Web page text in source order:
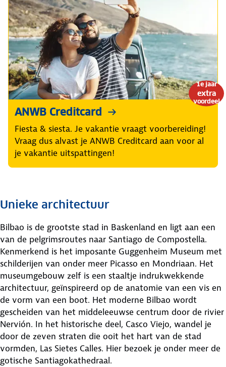
1e jaar
extra
voordeel
ANWB Creditcard
Fiesta & siesta. Je vakantie vraagt voorbereiding!
Vraag dus alvast je ANWB Creditcard aan voor al
je vakantie uitspattingen!
Unieke architectuur
Bilbao is de grootste stad in Baskenland en ligt aan een
van de pelgrimsroutes naar Santiago de Compostella.
Kenmerkend is het imposante Guggenheim Museum met
schilderijen van onder meer Picasso en Mondriaan. Het
museumgebouw zelf is een staaltje indrukwekkende
architectuur, geïnspireerd op de anatomie van een vis en
de vorm van een boot. Het moderne Bilbao wordt
gescheiden van het middeleeuwse centrum door de rivier
Nervión. In het historische deel, Casco Viejo, wandel je
door de zeven straten die ooit het hart van de stad
vormden, Las Sietes Calles. Hier bezoek je onder meer de
gotische Santiagokathedraal.